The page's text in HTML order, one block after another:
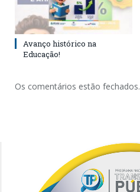
Avanço histórico na
Educação!
Os comentários estão fechados.